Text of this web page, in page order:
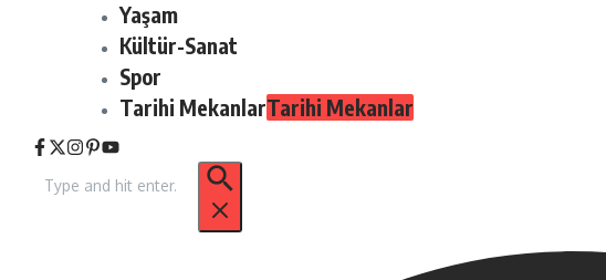
Yaşam
Kültür-Sanat
Spor
Tarihi MekanlarTarihi Mekanlar